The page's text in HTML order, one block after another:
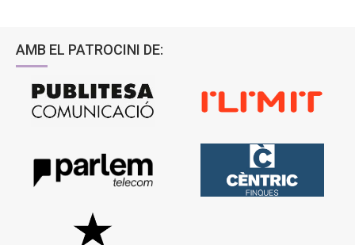
AMB EL PATROCINI DE: